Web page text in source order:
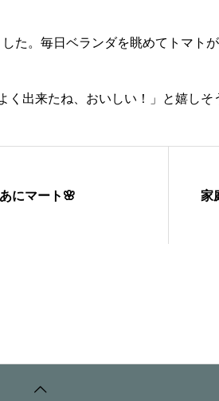
した。毎日ベランダを眺めてトマト
く出来たね、おいしい！」と嬉し
にマート🌸 家